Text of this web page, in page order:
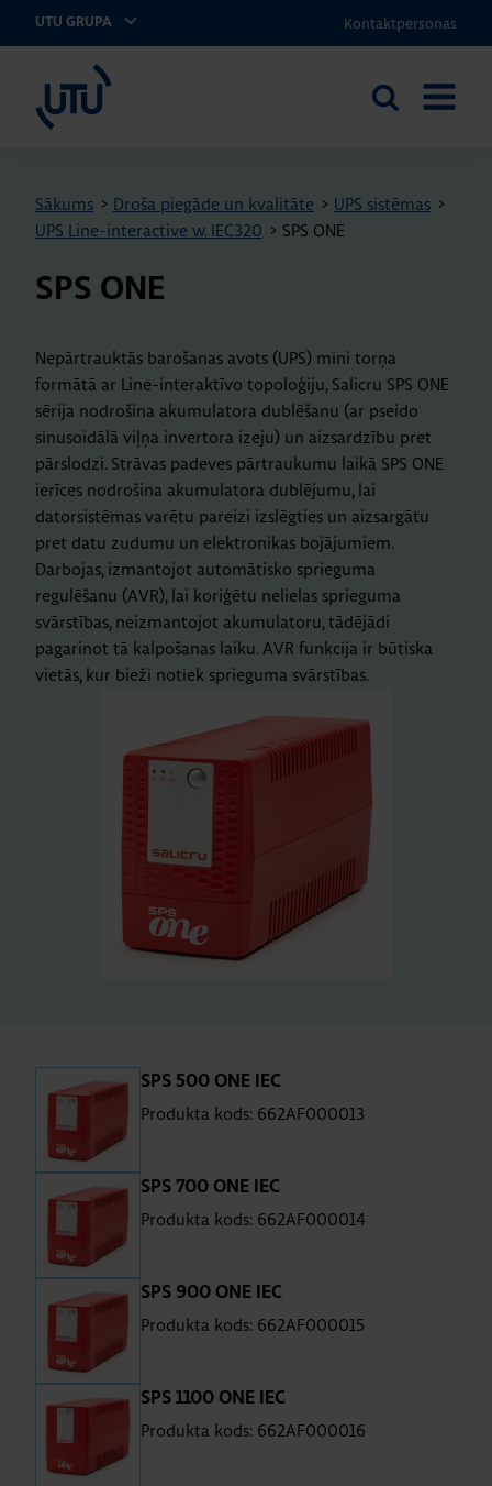
UTU GRUPA Kontaktpersonas
Meklēt
Sākums > Droša piegāde un kvalitāte > UPS sistēmas >
UPS Line-interactive w. IEC320 > SPS ONE
SPS ONE
Nepārtrauktās barošanas avots (UPS) mini torņa
formātā ar Line-interaktīvo topoloģiju, Salicru SPS ONE
sērija nodrošina akumulatora dublēšanu (ar pseido
sinusoidālā viļņa invertora izeju) un aizsardzību pret
pārslodzi. Strāvas padeves pārtraukumu laikā SPS ONE
ierīces nodrošina akumulatora dublējumu, lai
datorsistēmas varētu pareizi izslēgties un aizsargātu
pret datu zudumu un elektronikas bojājumiem.
Darbojas, izmantojot automātisko sprieguma
regulēšanu (AVR), lai koriģētu nelielas sprieguma
svārstības, neizmantojot akumulatoru, tādējādi
pagarinot tā kalpošanas laiku. AVR funkcija ir būtiska
vietās, kur bieži notiek sprieguma svārstības.
SPS 500 ONE IEC
Produkta kods: 662AF000013
SPS 700 ONE IEC
Produkta kods: 662AF000014
SPS 900 ONE IEC
Produkta kods: 662AF000015
SPS 1100 ONE IEC
Produkta kods: 662AF000016